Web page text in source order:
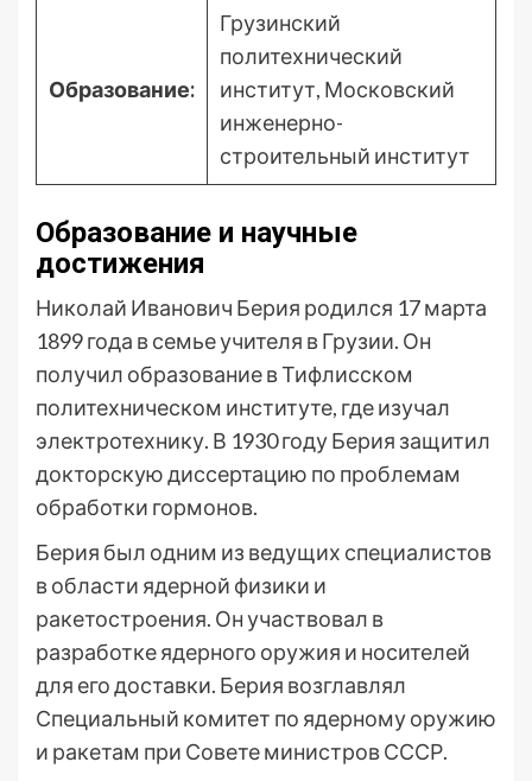
Образование:
Грузинский
политехнический
институт, Московский
инженерно-
строительный институт
Образование и научные
достижения
Николай Иванович Берия родился 17 марта
1899 года в семье учителя в Грузии. Он
получил образование в Тифлисском
политехническом институте, где изучал
электротехнику. В 1930 году Берия защитил
докторскую диссертацию по проблемам
обработки гормонов.
Берия был одним из ведущих специалистов
в области ядерной физики и
ракетостроения. Он участвовал в
разработке ядерного оружия и носителей
для его доставки. Берия возглавлял
Специальный комитет по ядерному оружию
и ракетам при Совете министров СССР.